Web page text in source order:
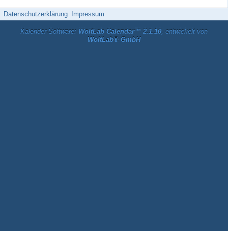
Datenschutzerklärung Impressum
Kalender-Software: WoltLab Calendar™ 2.1.10, entwickelt von
WoltLab® GmbH